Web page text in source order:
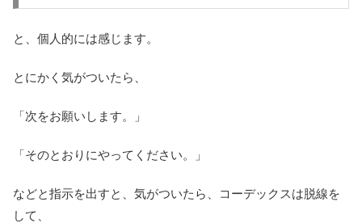
と、個人的には感じます。
とにかく気がついたら、
「次をお願いします。」
「そのとおりにやってください。」
などと指示を出すと、気がついたら、コーデックスは脱線を
して、